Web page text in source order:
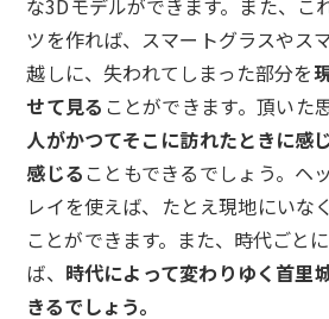
ツを作れば、スマートグラスやス
越しに、失われてしまった部分を
せて見る ことができます。頂いた
人がかつてそこに訪れたときに感
感じる こともできるでしょう。ヘ
レイを使えば、たとえ現地にいな
ことができます。また、時代ごと
ば、 時代によって変わりゆく首里
きるでしょう。